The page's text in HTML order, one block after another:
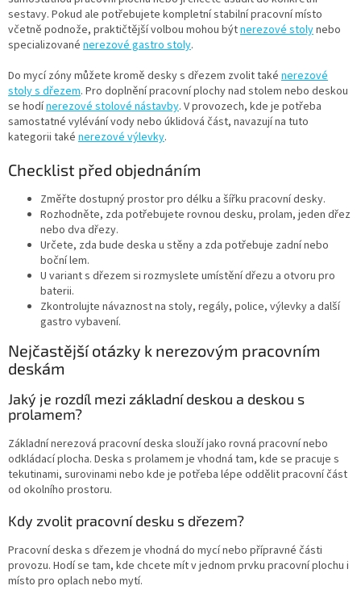
sestavy. Pokud ale potřebujete kompletní stabilní pracovní místo
včetně podnože, praktičtější volbou mohou býtnerezové stolynebo
specializované nerezové gastro stoly.
Do mycí zóny můžete kromě desky s dřezem zvolit také nerezové
stoly s dřezem. Pro doplnění pracovní plochy nad stolem nebo deskou
se hodínerezové stolové nástavby. V provozech, kde je potřeba
samostatné vylévání vody nebo úklidová část, navazují na tuto
kategorii také nerezové výlevky.
Checklist před objednáním
Změřte dostupný prostor pro délku a šířku pracovní desky.
Rozhodněte, zda potřebujete rovnou desku, prolam, jeden dřez
nebo dva dřezy.
Určete, zda bude deska u stěny a zda potřebuje zadní nebo
boční lem.
U variant s dřezem si rozmyslete umístění dřezu a otvoru pro
baterii.
Zkontrolujte návaznost na stoly, regály, police, výlevky a další
gastro vybavení.
Nejčastější otázky k nerezovým pracovním
deskám
Jaký je rozdíl mezi základní deskou a deskou s
prolamem?
Základní nerezová pracovní deska slouží jako rovná pracovní nebo
odkládací plocha. Deska s prolamem je vhodná tam, kde se pracuje s
tekutinami, surovinami nebo kde je potřeba lépe oddělit pracovní část
od okolního prostoru.
Kdy zvolit pracovní desku s dřezem?
Pracovní deska s dřezem je vhodná do mycí nebo přípravné části
provozu. Hodí se tam, kde chcete mít v jednom prvku pracovní plochu i
místo pro oplach nebo mytí.